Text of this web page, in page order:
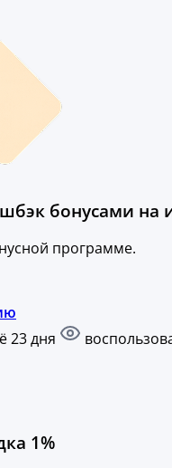
бонусами на
программе.
23 дня
1%